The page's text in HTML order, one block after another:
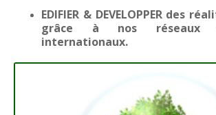
EDIFIER & DEVELOPPER des
grâce à nos réseaux
internationaux.